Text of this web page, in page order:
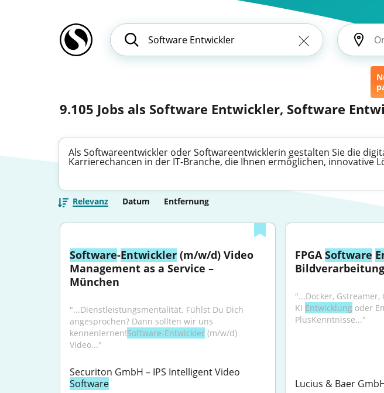
9.105 Jobs als Software Entwickler, Software
Als Softwareentwickler oder Softwareentwicklerin gestalten Sie die
Karrierechancen in der IT-Branche, die Ihnen ermöglichen, innovative
Relevanz Datum Entfernung
Software-Entwickler (m/w/d) Video
Management as a Service –
München
"...Dienstleistungsmentalität. Fühlst Du Dich
angesprochen? Dann sollten wir uns
kennenlernen!Software-Entwickler (m/w/d)
Video..."
Software
FPGA Software
"...Docker, Gstreamer,
KI Entwicklung oder
PlusKenntnisse..."
Lucius & Baer